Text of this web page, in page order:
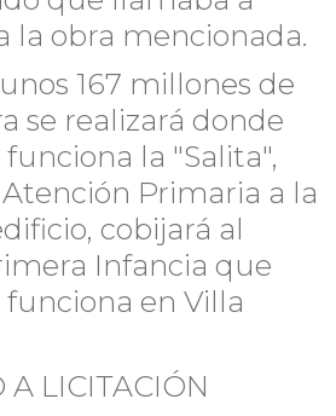
la obra mencionada.
167 millones de
se realizará donde
la "Salita",
Primaria a la
cobijará al
Infancia que
en Villa
LICITACIÓN